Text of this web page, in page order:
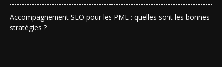
Accompagnement SEO pour les PME : quelles sont les bonnes
stratégies ?